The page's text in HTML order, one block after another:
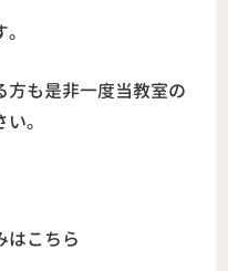
方も是非一度当教室の
。
はこちら